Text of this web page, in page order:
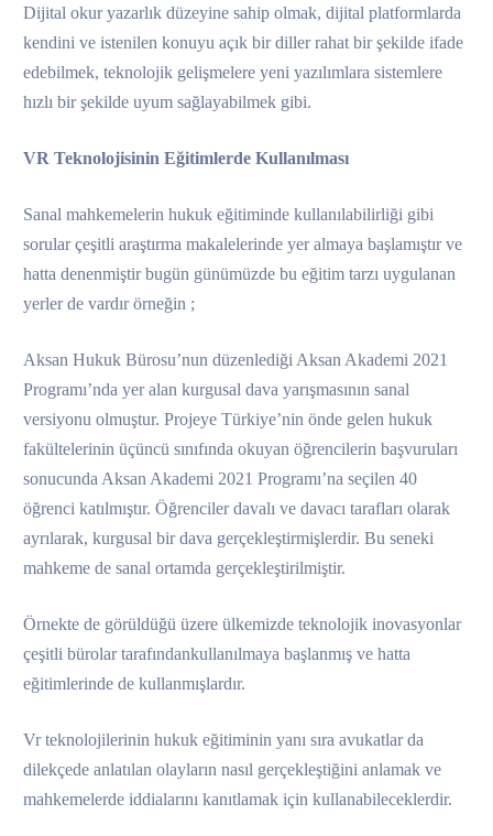
Dijital okur yazarlık düzeyine sahip olmak, dijital platformlarda
kendini ve istenilen konuyu açık bir diller rahat bir şekilde ifade
edebilmek, teknolojik gelişmelere yeni yazılımlara sistemlere
hızlı bir şekilde uyum sağlayabilmek gibi.
VR Teknolojisinin Eğitimlerde Kullanılması
Sanal mahkemelerin hukuk eğitiminde kullanılabilirliği gibi
sorular çeşitli araştırma makalelerinde yer almaya başlamıştır ve
hatta denenmiştir bugün günümüzde bu eğitim tarzı uygulanan
yerler de vardır örneğin ;
Aksan Hukuk Bürosu’nun düzenlediği Aksan Akademi 2021
Programı’nda yer alan kurgusal dava yarışmasının sanal
versiyonu olmuştur. Projeye Türkiye’nin önde gelen hukuk
fakültelerinin üçüncü sınıfında okuyan öğrencilerin başvuruları
sonucunda Aksan Akademi 2021 Programı’na seçilen 40
öğrenci katılmıştır. Öğrenciler davalı ve davacı tarafları olarak
ayrılarak, kurgusal bir dava gerçekleştirmişlerdir. Bu seneki
mahkeme de sanal ortamda gerçekleştirilmiştir.
Örnekte de görüldüğü üzere ülkemizde teknolojik inovasyonlar
çeşitli bürolar tarafındankullanılmaya başlanmış ve hatta
eğitimlerinde de kullanmışlardır.
Vr teknolojilerinin hukuk eğitiminin yanı sıra avukatlar da
dilekçede anlatılan olayların nasıl gerçekleştiğini anlamak ve
mahkemelerde iddialarını kanıtlamak için kullanabileceklerdir.